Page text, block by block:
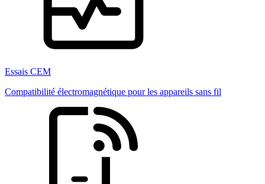
Essais CEM
Compatibilité électromagnétique pour les appareils sans fil